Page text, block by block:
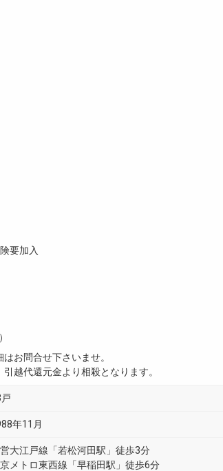
加入
お問合せ下さいませ。
越代還元金より相殺となります。
年11月
大江戸線「若松河田駅」徒歩3分
メトロ東西線「早稲田駅」徒歩6分